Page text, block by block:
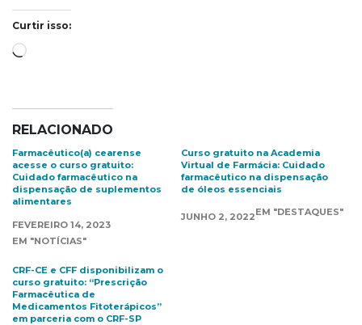
Curtir isso:
Carregando...
RELACIONADO
Farmacêutico(a) cearense
acesse o curso gratuito:
Cuidado farmacêutico na
dispensação de suplementos
alimentares
FEVEREIRO 14, 2023
EM "NOTÍCIAS"
Curso gratuito na Academia
Virtual de Farmácia: Cuidado
farmacêutico na dispensação
de óleos essenciais
JUNHO 2, 2022EM "DESTAQUES"
CRF-CE e CFF disponibilizam o
curso gratuito: “Prescrição
Farmacêutica de
Medicamentos Fitoterápicos”
em parceria com o CRF-SP